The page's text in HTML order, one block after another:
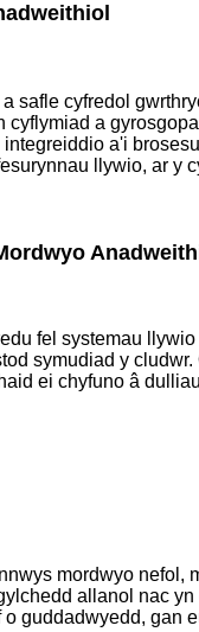
safle cyfredol
a
a'i
llywio, ar y
fel systemau
symudiad y
ei chyfuno â
mordwyo
allanol nac
guddadwyedd, gan